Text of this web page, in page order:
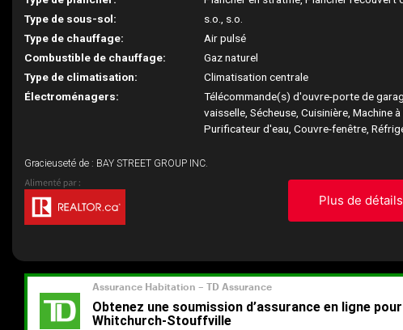
Type de sous-sol:
s.o., s.o.
Type de chauffage:
Air pulsé
Combustible de chauffage:
Gaz naturel
Type de climatisation:
Climatisation centrale
Électroménagers:
Télécommande(s) d'ouvre-porte de
vaisselle, Sécheuse, Cuisinière, Machine à
Purificateur d'eau, Couvre-fenêtre,
Gracieuseté de : BAY STREET GROUP INC.
Plus de détails